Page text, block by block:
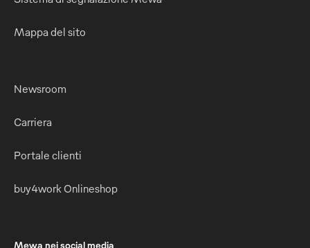
Mappa del sito
Newsroom
Carriera
Portale clienti
buy4work Onlineshop
Mewa nei social media